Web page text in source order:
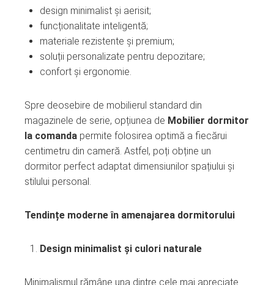
design minimalist și aerisit;
funcționalitate inteligentă;
materiale rezistente și premium;
soluții personalizate pentru depozitare;
confort și ergonomie.
Spre deosebire de mobilierul standard din
magazinele de serie, opțiunea de Mobilier dormitor
la comanda permite folosirea optimă a fiecărui
centimetru din cameră. Astfel, poți obține un
dormitor perfect adaptat dimensiunilor spațiului și
stilului personal.
Tendințe moderne în amenajarea dormitorului
Design minimalist și culori naturale
Minimalismul rămâne una dintre cele mai apreciate